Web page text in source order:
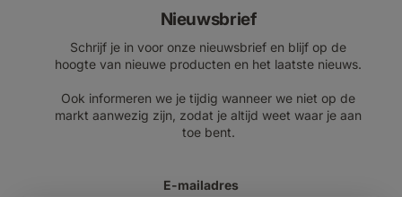
Nieuwsbrief
Schrijf je in voor onze nieuwsbrief en blijf op de
hoogte van nieuwe producten en het laatste nieuws.
Ook informeren we je tijdig wanneer we niet op de
markt aanwezig zijn, zodat je altijd weet waar je aan
toe bent.
E-mailadres